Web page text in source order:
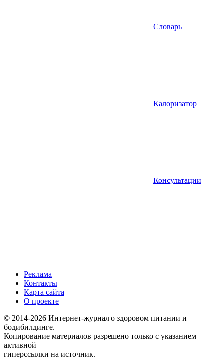
Словарь
Калоризатор
Консультации
Реклама
Контакты
Карта сайта
О проекте
© 2014-2026 Интернет-журнал о здоровом питании и
бодибилдинге.
Копирование материалов разрешено только с указанием
активной
гиперссылки на источник.